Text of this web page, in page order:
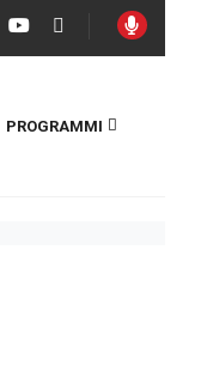
PROGRAMMI